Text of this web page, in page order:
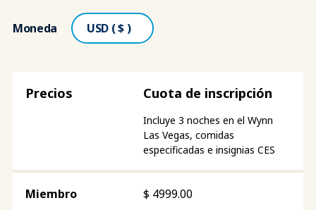
Moneda
Cuota de inscripción
Incluye 3 noches en el Wynn
Las Vegas, comidas
especificadas e insignias CES
$ 4999.00